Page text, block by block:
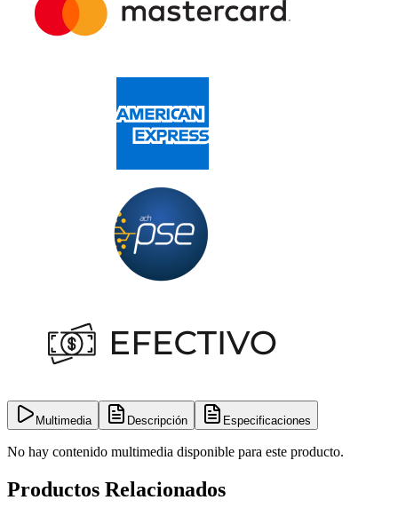
Multimedia Descripción Especificaciones
No hay contenido multimedia disponible para este producto.
Productos Relacionados